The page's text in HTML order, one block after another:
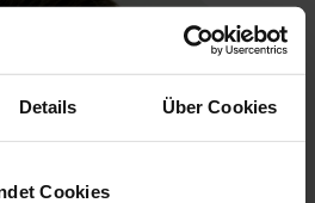
Details Über Cookies
Cookies